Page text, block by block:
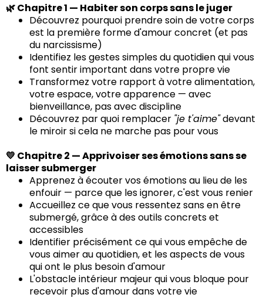
🌿 Chapitre 1 — Habiter son corps sans le juger
Découvrez pourquoi prendre soin de votre corps
est la première forme d'amour concret (et pas
du narcissisme)
Identifiez les gestes simples du quotidien qui vous
font sentir important dans votre propre vie
Transformez votre rapport à votre alimentation,
votre espace, votre apparence — avec
bienveillance, pas avec discipline
Découvrez par quoi remplacer "je t'aime"devant
le miroir si cela ne marche pas pour vous
💛 Chapitre 2 — Apprivoiser ses émotions sans se
laisser submerger
Apprenez à écouter vos émotions au lieu de les
enfouir — parce que les ignorer, c'est vous renier
Accueillez ce que vous ressentez sans en être
submergé, grâce à des outils concrets et
accessibles
Identifier précisément ce qui vous empêche de
vous aimer au quotidien, et les aspects de vous
qui ont le plus besoin d'amour
L'obstacle intérieur majeur qui vous bloque pour
recevoir plus d'amour dans votre vie